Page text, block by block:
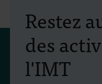
Restez
des
l'IMT